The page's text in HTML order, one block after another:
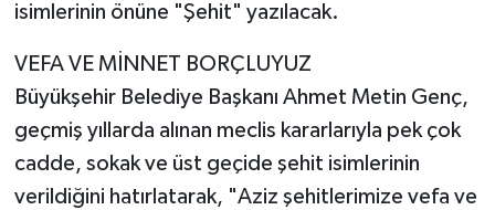
isimlerinin önüne "Şehit" yazılacak.
VEFA VE MİNNET BORÇLUYUZ
Büyükşehir Belediye Başkanı Ahmet Metin Genç,
geçmiş yıllarda alınan meclis kararlarıyla pek çok
cadde, sokak ve üst geçide şehit isimlerinin
verildiğini hatırlatarak, "Aziz şehitlerimize vefa ve